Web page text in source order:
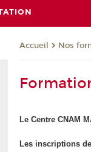
Accueil Nos
Le Centre CNAM
Les inscriptions